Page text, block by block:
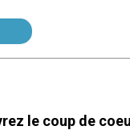
le coup de